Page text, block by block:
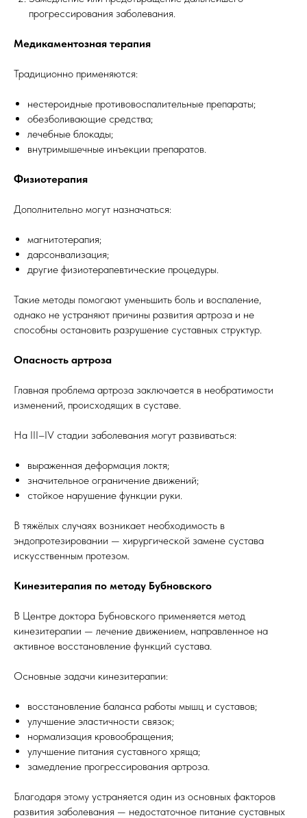
прогрессирования заболевания.
Медикаментозная терапия
Традиционно применяются:
нестероидные противовоспалительные препараты;
обезболивающие средства;
лечебные блокады;
внутримышечные инъекции препаратов.
Физиотерапия
Дополнительно могут назначаться:
магнитотерапия;
дарсонвализация;
другие физиотерапевтические процедуры.
Такие методы помогают уменьшить боль и воспаление,
однако не устраняют причины развития артроза и не
способны остановить разрушение суставных структур.
Опасность артроза
Главная проблема артроза заключается в необратимости
изменений, происходящих в суставе.
На III–IV стадии заболевания могут развиваться:
выраженная деформация локтя;
значительное ограничение движений;
стойкое нарушение функции руки.
В тяжёлых случаях возникает необходимость в
эндопротезировании — хирургической замене сустава
искусственным протезом.
Кинезитерапия по методу Бубновского
В Центре доктора Бубновского применяется метод
кинезитерапии — лечение движением, направленное на
активное восстановление функций сустава.
Основные задачи кинезитерапии:
восстановление баланса работы мышц и суставов;
улучшение эластичности связок;
нормализация кровообращения;
улучшение питания суставного хряща;
замедление прогрессирования артроза.
Благодаря этому устраняется один из основных факторов
развития заболевания — недостаточное питание суставных